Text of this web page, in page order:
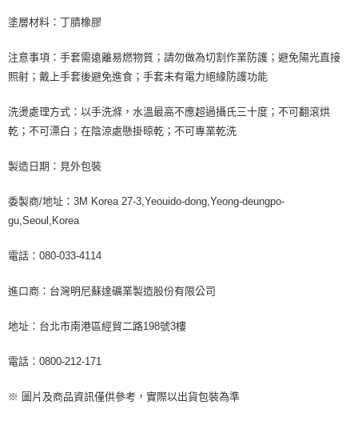
塗層材料：丁腈橡膠
注意事項：手套需遠離易燃物質；請勿做為切割作業防護；避免陽光直接
照射；戴上手套後避免進食；手套未有電力絕緣防護功能
洗燙處理方式：以手洗滌，水溫最高不應超過攝氏三十度；不可翻滾烘
乾；不可漂白；在陰涼處懸掛晾乾；不可專業乾洗
製造日期：見外包裝
委製商/地址：3M Korea 27-3,Yeouido-dong,Yeong-deungpo-
gu,Seoul,Korea
電話：080-033-4114
進口商：台灣明尼蘇達礦業製造股份有限公司
地址：台北市南港區經貿二路198號3樓
電話：0800-212-171
※ 圖片及商品資訊僅供參考，實際以出貨包裝為準